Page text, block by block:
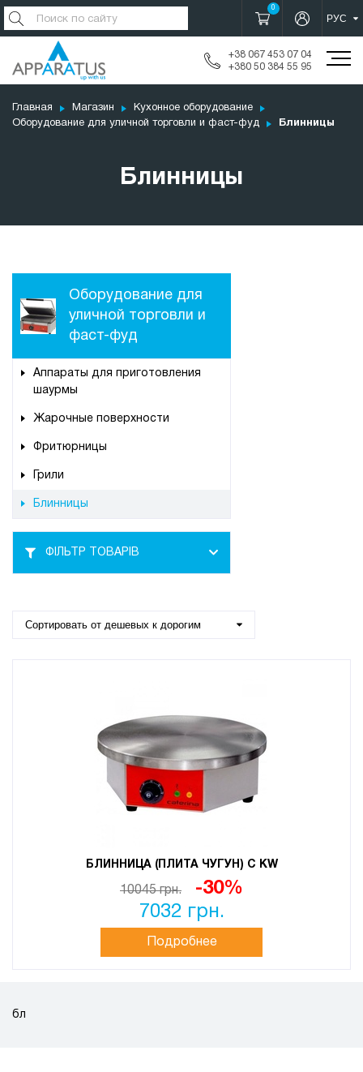
0
+38 067 453 07 04
+380 50 384 55 95
Главная Магазин
Кухонное оборудование
Оборудование для уличной торговли и фаст-фуд
Блинницы
Блинницы
Оборудование для
уличной торговли и
фаст-фуд
Аппараты для приготовления
шаурмы
Жарочные поверхности
Фритюрницы
Грили
Блинницы
ФІЛЬТР ТОВАРІВ
БЛИННИЦА (ПЛИТА ЧУГУН) С KW
10045 грн.
-30%
7032 грн.
Подробнее
бл